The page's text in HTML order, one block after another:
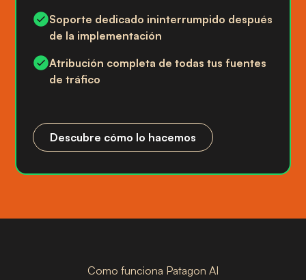
Soporte dedicado ininterrumpido después
de la implementación
Atribución completa de todas tus fuentes
de tráfico
Descubre cómo lo hacemos
Como funciona Patagon AI